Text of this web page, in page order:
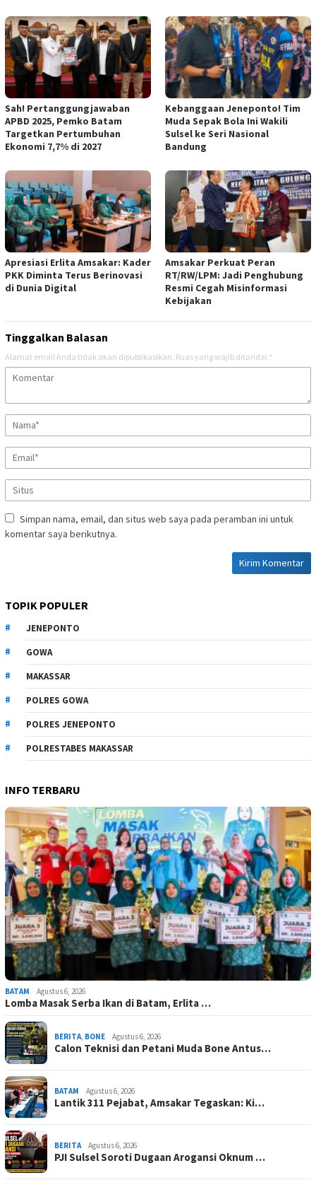
Sah! Pertanggungjawaban
APBD 2025, Pemko Batam
Targetkan Pertumbuhan
Ekonomi 7,7% di 2027
Kebanggaan Jeneponto! Tim
Muda Sepak Bola Ini Wakili
Sulsel ke Seri Nasional
Bandung
Apresiasi Erlita Amsakar: Kader
PKK Diminta Terus Berinovasi
di Dunia Digital
Amsakar Perkuat Peran
RT/RW/LPM: Jadi Penghubung
Resmi Cegah Misinformasi
Kebijakan
Tinggalkan Balasan
Alamat email Anda tidak akan dipublikasikan. Ruas yang wajib ditandai *
Simpan nama, email, dan situs web saya pada peramban ini untuk
komentar saya berikutnya.
TOPIK POPULER
JENEPONTO
GOWA
MAKASSAR
POLRES GOWA
POLRES JENEPONTO
POLRESTABES MAKASSAR
INFO TERBARU
BATAM Agustus 6, 2026
Lomba Masak Serba Ikan di Batam, Erlita …
BERITA, BONE Agustus 6, 2026
Calon Teknisi dan Petani Muda Bone Antus…
BATAM Agustus 6, 2026
Lantik 311 Pejabat, Amsakar Tegaskan: Ki…
BERITA Agustus 6, 2026
PJI Sulsel Soroti Dugaan Arogansi Oknum …